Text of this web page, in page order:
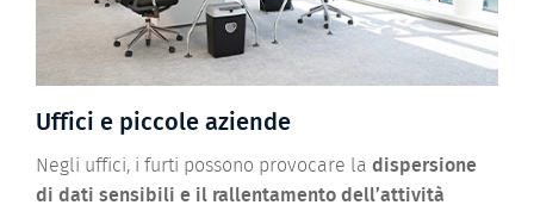
Uffici e piccole aziende
Negli uffici, i furti possono provocare la dispersione
di dati sensibili e il rallentamento dell’attività